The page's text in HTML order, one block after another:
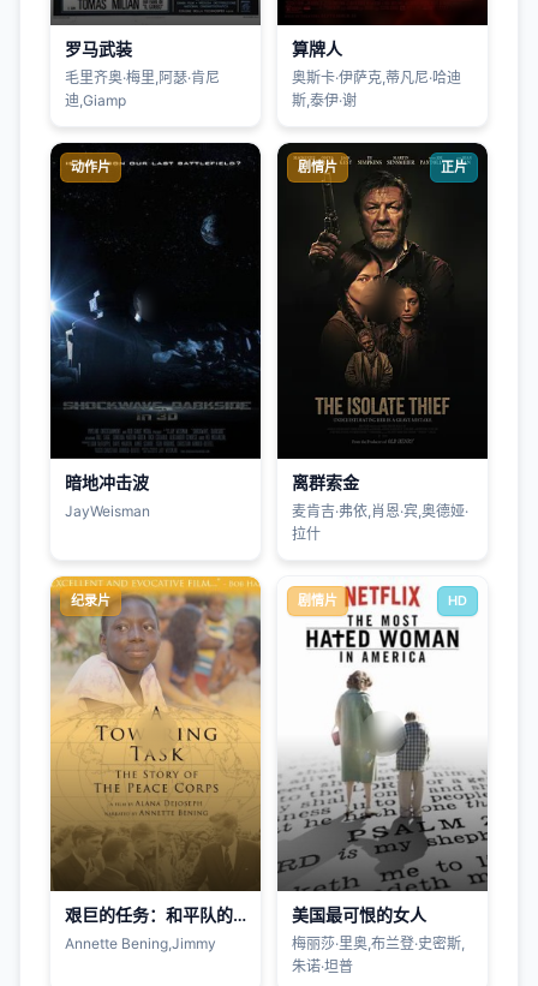
罗马武装
毛里齐奥·梅里,阿瑟·肯尼
迪,Giamp
算牌人
奥斯卡·伊萨克,蒂凡尼·哈迪
斯,泰伊·谢
动作片
暗地冲击波
JayWeisman
剧情片 正片
离群索金
麦肯吉·弗依,肖恩·宾,奥德娅·
拉什
纪录片
艰巨的任务：和平队的故事
Annette Bening,Jimmy
剧情片 HD
美国最可恨的女人
梅丽莎·里奥,布兰登·史密斯,
朱诺·坦普